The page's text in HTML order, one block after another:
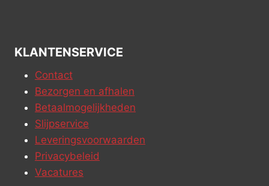
KLANTENSERVICE
Contact
Bezorgen en afhalen
Betaalmogelijkheden
Slijpservice
Leveringsvoorwaarden
Privacybeleid
Vacatures